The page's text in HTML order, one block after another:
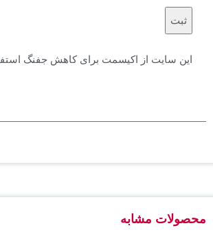
این سایت از اکیسمت برای کاهش جفنگ
محصولات مشابه